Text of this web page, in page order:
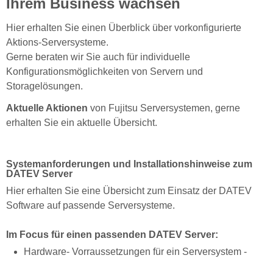
Ihrem Business wachsen
Hier erhalten Sie einen Überblick über vorkonfigurierte
Aktions-Serversysteme.
Gerne beraten wir Sie auch für individuelle
Konfigurationsmöglichkeiten von Servern und
Storagelösungen.
Aktuelle Aktionen von Fujitsu Serversystemen, gerne
erhalten Sie ein aktuelle Übersicht.
Systemanforderungen und Installationshinweise zum
DATEV Server
Hier erhalten Sie eine Übersicht zum Einsatz der DATEV
Software auf passende Serversysteme.
Im Focus für einen passenden DATEV Server:
Hardware- Vorraussetzungen für ein Serversystem -